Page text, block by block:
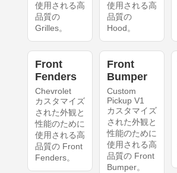
使用される高
品質の
Grilles。
使用される高
品質の
Hood。
Front
Fenders
Chevrolet
カスタマイズ
された外観と
性能のために
使用される高
品質の Front
Fenders。
Front
Bumper
Custom
Pickup V1
カスタマイズ
された外観と
性能のために
使用される高
品質の Front
Bumper。